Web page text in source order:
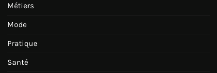
Métiers
Mode
Pratique
Santé